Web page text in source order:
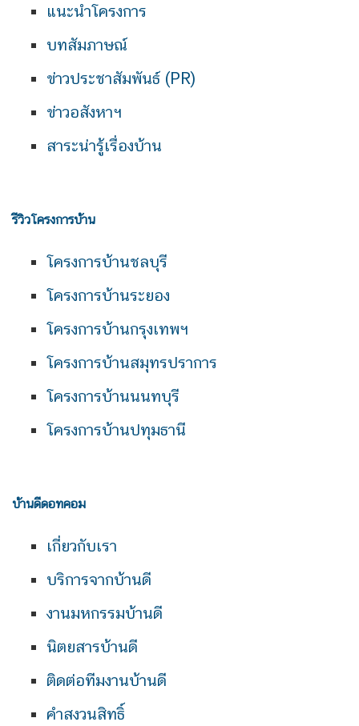
แนะนำโครงการ
บทสัมภาษณ์
ข่าวประชาสัมพันธ์ (PR)
ข่าวอสังหาฯ
สาระน่ารู้เรื่องบ้าน
รีวิวโครงการบ้าน
โครงการบ้านชลบุรี
โครงการบ้านระยอง
โครงการบ้านกรุงเทพฯ
โครงการบ้านสมุทรปราการ
โครงการบ้านนนทบุรี
โครงการบ้านปทุมธานี
บ้านดีดอทคอม
เกี่ยวกับเรา
บริการจากบ้านดี
งานมหกรรมบ้านดี
นิตยสารบ้านดี
ติดต่อทีมงานบ้านดี
คำสงวนสิทธิ์